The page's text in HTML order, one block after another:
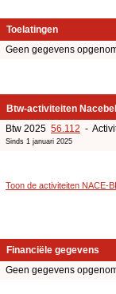
Toelatingen
Geen gegevens
Btw-activiteiten
Btw 2025 56.112 -
Sinds 1 januari 2025
Toon de activiteiten NACE-
Financiële gegevens
Geen gegevens